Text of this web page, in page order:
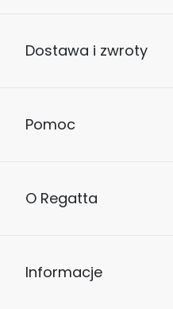
Dostawa i zwroty
Pomoc
O Regatta
Informacje